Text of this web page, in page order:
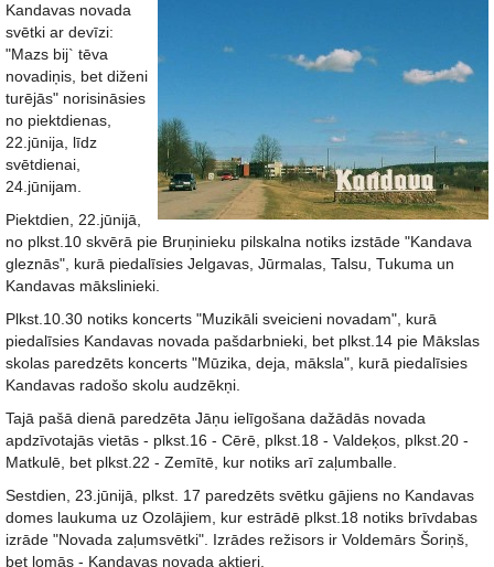
Kandavas novada
svētki ar devīzi:
"Mazs bij` tēva
novadiņis, bet diženi
turējās" norisināsies
no piektdienas,
22.jūnija, līdz
svētdienai,
24.jūnijam.
Piektdien, 22.jūnijā,
no plkst.10 skvērā pie Bruņinieku pilskalna notiks izstāde "Kandava
gleznās", kurā piedalīsies Jelgavas, Jūrmalas, Talsu, Tukuma un
Kandavas mākslinieki.
Plkst.10.30 notiks koncerts "Muzikāli sveicieni novadam", kurā
piedalīsies Kandavas novada pašdarbnieki, bet plkst.14 pie Mākslas
skolas paredzēts koncerts "Mūzika, deja, māksla", kurā piedalīsies
Kandavas radošo skolu audzēkņi.
Tajā pašā dienā paredzēta Jāņu ielīgošana dažādās novada
apdzīvotajās vietās - plkst.16 - Cērē, plkst.18 - Valdeķos, plkst.20 -
Matkulē, bet plkst.22 - Zemītē, kur notiks arī zaļumballe.
Sestdien, 23.jūnijā, plkst. 17 paredzēts svētku gājiens no Kandavas
domes laukuma uz Ozolājiem, kur estrādē plkst.18 notiks brīvdabas
izrāde "Novada zaļumsvētki". Izrādes režisors ir Voldemārs Šoriņš,
bet lomās - Kandavas novada aktieri.